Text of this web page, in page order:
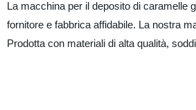
La macchina per il deposito di caramelle
fornitore e fabbrica affidabile. La nostra
Prodotta con materiali di alta qualità,